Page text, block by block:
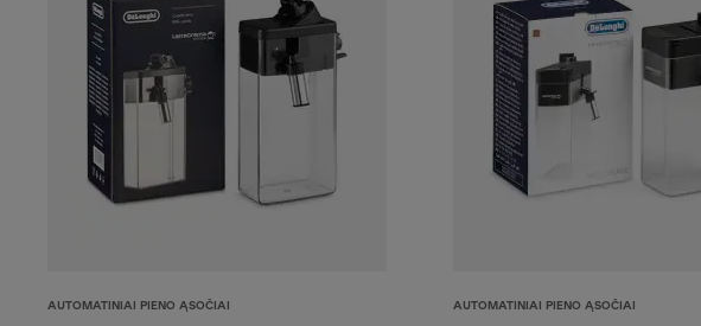
AUTOMATINIAI PIENO ĄSOČIAI AUTOMATINIAI PIENO ĄSOČIAI